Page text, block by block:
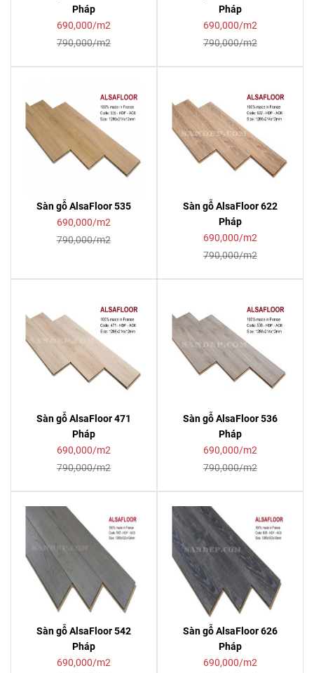
Pháp
690,000/m2
790,000/m2
Pháp
690,000/m2
790,000/m2
Sàn gỗ AlsaFloor 535
690,000/m2
790,000/m2
Sàn gỗ AlsaFloor 622
Pháp
690,000/m2
790,000/m2
Sàn gỗ AlsaFloor 471
Pháp
690,000/m2
790,000/m2
Sàn gỗ AlsaFloor 536
Pháp
690,000/m2
790,000/m2
Sàn gỗ AlsaFloor 542
Pháp
690,000/m2
Sàn gỗ AlsaFloor 626
Pháp
690,000/m2